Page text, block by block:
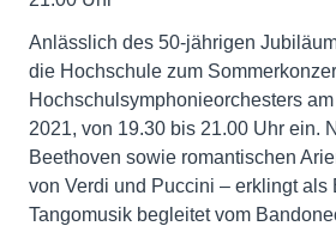
Anlässlich des 50-jährigen
die Hochschule zum
Hochschulsymphonieorchesters
2021, von 19.30 bis 21.00 Uhr ein.
Beethoven sowie romantischen
von Verdi und Puccini – erklingt als
Tangomusik begleitet vom